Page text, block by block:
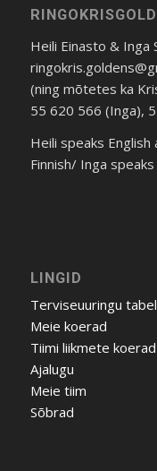
RINGOKRISGOLD
Heili Einasto & Inga
(ning mõtetes ka
55 620 566 (Inga),
Heili speaks
Finnish/ Inga
LINGID
Terviseuuringu tabel
Meie koerad
Tiimi liikmete koerad
Ajalugu
Meie tiim
Sõbrad